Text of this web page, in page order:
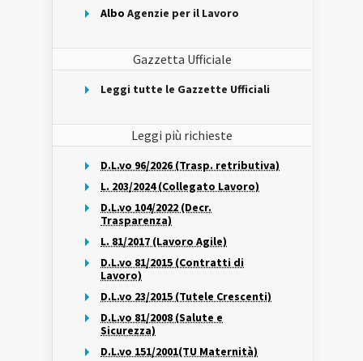
Albo Agenzie per il Lavoro
Gazzetta Ufficiale
Leggi tutte le Gazzette Ufficiali
Leggi più richieste
D.L.vo 96/2026 (Trasp. retributiva)
L. 203/2024 (Collegato Lavoro)
D.L.vo 104/2022 (Decr.
Trasparenza)
L. 81/2017 (Lavoro Agile)
D.L.vo 81/2015 (Contratti di
Lavoro)
D.L.vo 23/2015 (Tutele Crescenti)
D.L.vo 81/2008 (Salute e
Sicurezza)
D.L.vo 151/2001(TU Maternità)